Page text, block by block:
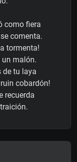
como fiera
comenta.
tormenta!
un malón.
de tu laya
cobardón!
recuerda